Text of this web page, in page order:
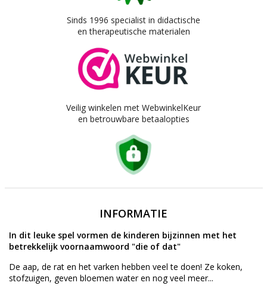
Sinds 1996 specialist in didactische
en therapeutische materialen
Veilig winkelen met WebwinkelKeur
en betrouwbare betaalopties
INFORMATIE
In dit leuke spel vormen de kinderen bijzinnen met het
betrekkelijk voornaamwoord "die of dat"
De aap, de rat en het varken hebben veel te doen! Ze koken,
stofzuigen, geven bloemen water en nog veel meer...